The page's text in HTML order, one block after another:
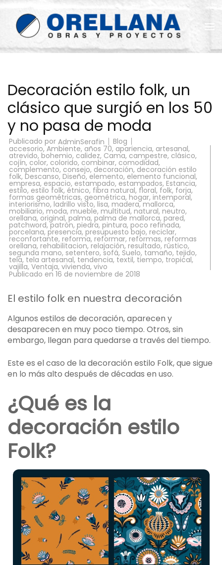
Saltar
contenido
(presiona
laReformas Orellana
Decoración estilo folk, un
clásico que surgió en los 50
y no pasa de moda
Publicado por AdminSerafin Blog
accesorio,Ambiente, años 70, apariencia, artesanal,
atrevido, bohemio, calidez, Cama, campestre, clásico,
cojín, color, colorido, combinar, comodidad,
complemento, consejo, decoración, decoración estilo
folk, Descanso, Diseño, elemento, elemento funcional,
empresa, espacio, estampado, estampados, Estancia,
estilo, estilo folk, étnico, fibra natural, floral, folk, forja,
formas geométricas, geométrica, hogar, intemporal,
interiorismo, ladrillo visto, lisa, madera,mallorca,
mobiliario, moda, mueble, multitud, natural, neutro,
orellana, original,palma, palma de mallorca, pared,
patchword,patrón, piedra, pintura, poco refinada,
porcelana,presencia, presupuesto bajo, reciclar,
reconfortante, reforma, reformar, reformas, reformas
orellana, rehabilitacion, relajación, resultado, rústico,
segunda mano, setentero, sofá, Suelo, tamaño, tejido,
tela, tela artesanal, tendencia, textil, tiempo, tropical,
vajilla, Ventaja, vivienda, vivo
Publicado en 16 de noviembre de 2018
El estilo folk en nuestra decoración
Algunos estilos de decoración, aparecen y
desaparecen en muy poco tiempo. Otros, sin
embargo, llegan para quedarse a través del tiempo.
Este es el caso de la decoración estilo Folk, que sigue
en lo más alto después de décadas en uso.
¿Qué es la
decoración estilo
Folk?